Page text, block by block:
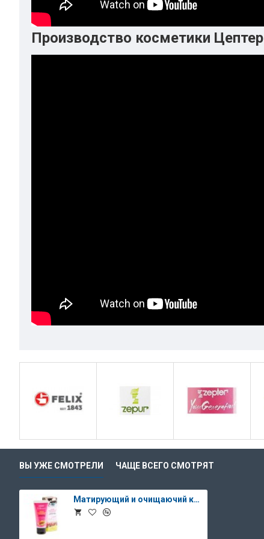
Производство косметики Цептер
ВЫ УЖЕ СМОТРЕЛИ ЧАЩЕ ВСЕГО СМОТРЯТ
Матирующий и очищаючий крем "Young Generation", 50 мл